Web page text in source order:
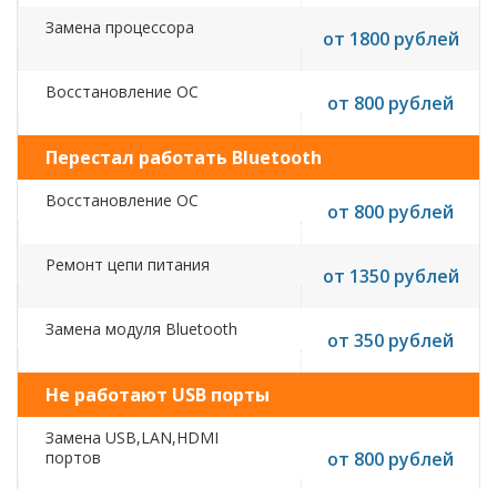
Замена процессора от 1800 рублей
Восстановление ОС от 800 рублей
Перестал работать Bluetooth
Восстановление ОС от 800 рублей
Ремонт цепи питания от 1350 рублей
Замена модуля Bluetooth от 350 рублей
Не работают USB порты
Замена USB,LAN,HDMI
портов
от 800 рублей